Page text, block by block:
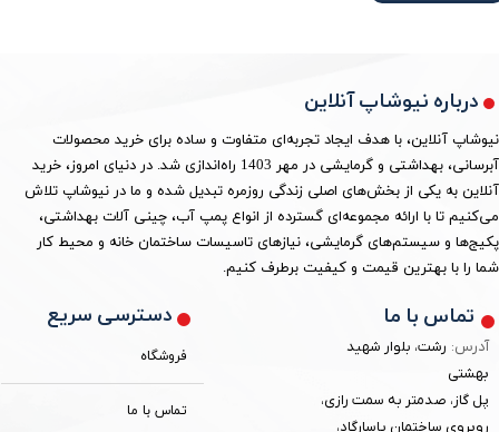
درباره نیوشاپ آنلاین
نیوشاپ آنلاین، با هدف ایجاد تجربه‌ای متفاوت و ساده برای خرید محصولات
آبرسانی، بهداشتی و گرمایشی در مهر 1403 راه‌اندازی شد. در دنیای امروز، خرید
آنلاین به یکی از بخش‌های اصلی زندگی روزمره تبدیل شده و ما در نیوشاپ تلاش
می‌کنیم تا با ارائه مجموعه‌ای گسترده از انواع پمپ آب، چینی آلات بهداشتی،
پکیج‌ها و سیستم‌های گرمایشی، نیازهای تاسیسات ساختمان خانه و محیط کار
شما را با بهترین قیمت و کیفیت برطرف کنیم.
دسترسی سریع
فروشگاه
تماس با ما
تماس با ما
آدرس: رشت، بلوار شهید
بهشتی
پل گاز، صدمتر به سمت رازی،
روبروی ساختمان پاسارگاد،